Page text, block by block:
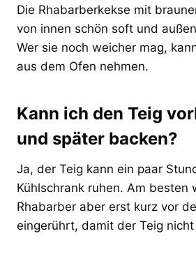
Die Rhabarberkekse mit
von innen schön soft und
Wer sie noch weicher mag,
aus dem Ofen nehmen.
Kann ich den Teig
und später backen?
Ja, der Teig kann ein paar
Kühlschrank ruhen. Am besten
Rhabarber aber erst kurz vor
eingerührt, damit der Teig